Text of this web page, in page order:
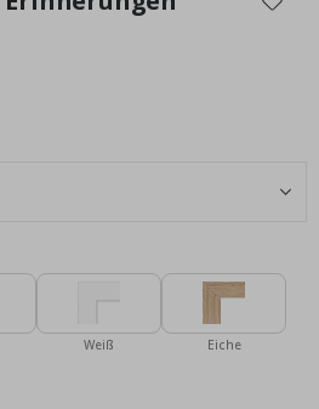
Weiß Eiche